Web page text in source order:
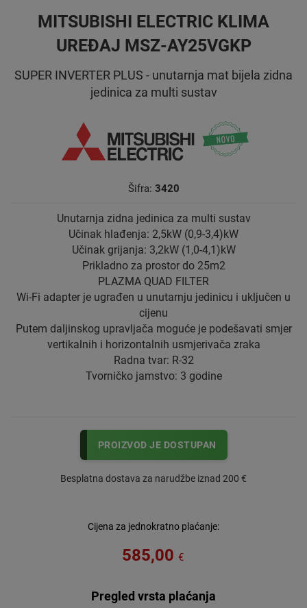
MITSUBISHI ELECTRIC KLIMA
UREĐAJ MSZ-AY25VGKP
SUPER INVERTER PLUS - unutarnja mat bijela zidna
jedinica za multi sustav
Šifra: 3420
Unutarnja zidna jedinica za multi sustav
Učinak hlađenja: 2,5kW (0,9-3,4)kW
Učinak grijanja: 3,2kW (1,0-4,1)kW
Prikladno za prostor do 25m2
PLAZMA QUAD FILTER
Wi-Fi adapter je ugrađen u unutarnju jedinicu i uključen u
cijenu
Putem daljinskog upravljača moguće je podešavati smjer
vertikalnih i horizontalnih usmjerivača zraka
Radna tvar: R-32
Tvorničko jamstvo: 3 godine
PROIZVOD JE DOSTUPAN
Besplatna dostava za narudžbe iznad 200 €
Cijena za jednokratno plaćanje:
585,00 €
Pregled vrsta plaćanja